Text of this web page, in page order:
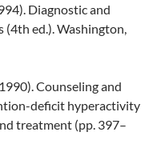
Diagnostic and
ed.). Washington,
Counseling and
deficit hyperactivity
treatment (pp. 397–